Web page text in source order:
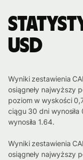
USD
Wyniki zestawienia
osiągneły najwyższy
poziom w wyskości
ciągu 30 dni wynosiła
wynosiła 1.64.
Wyniki zestawienia
osiągneły najwyższy